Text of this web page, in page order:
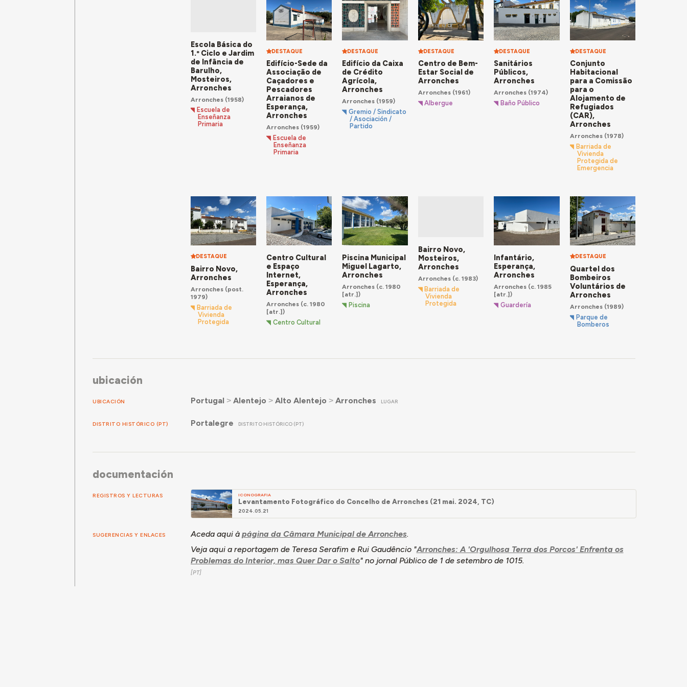
Escola Básica do
1.º Ciclo e Jardim
de Infância de
Barulho,
Mosteiros,
Arronches
Arronches(1958)
Escuela de
Enseñanza
Primaria
DESTAQUE
Edifício-Sede da
Associação de
Caçadores e
Pescadores
Arraianos de
Esperança,
Arronches
Arronches (1959)
Escuela de
Enseñanza
Primaria
DESTAQUE
Edifício da Caixa
de Crédito
Agrícola,
Arronches
Arronches (1959)
Gremio / Sindicato
/ Asociación /
Partido
DESTAQUE
Centro de Bem-
Estar Social de
Arronches
Arronches(1961)
Albergue
DESTAQUE
Sanitários
Públicos,
Arronches
Arronches (1974)
Baño Público
DESTAQUE
Conjunto
Habitacional
para a Comissão
para o
Alojamento de
Refugiados
(CAR),
Arronches
Arronches(1978)
Barriada de
Vivienda
Protegida de
Emergencia
DESTAQUE
Bairro Novo,
Arronches
Arronches(post.
1979)
Barriada de
Vivienda
Protegida
Centro Cultural
e Espaço
Internet,
Esperança,
Arronches
Arronches (c. 1980
[atr.])
Centro Cultural
Piscina Municipal
Miguel Lagarto,
Arronches
Arronches (c. 1980
[atr.])
Piscina
Bairro Novo,
Mosteiros,
Arronches
Arronches(c. 1983)
Barriada de
Vivienda
Protegida
Infantário,
Esperança,
Arronches
Arronches (c. 1985
[atr.])
Guardería
DESTAQUE
Quartel dos
Bombeiros
Voluntários de
Arronches
Arronches(1989)
Parque de
Bomberos
ubicación
UBICACIÓN Portugal ˃ Alentejo ˃ Alto Alentejo ˃ Arronches LUGAR
DISTRITO HISTÓRICO (PT) Portalegre DISTRITO HISTÓRICO (PT)
documentación
REGISTROS Y LECTURAS ICONOGRAFIA
Levantamento Fotográfico do Concelho de Arronches (21 mai. 2024, TC)
2024.05.21
SUGERENCIAS Y ENLACES Aceda aqui à página da Câmara Municipal de Arronches.
Veja aqui a reportagem de Teresa Serafim e Rui Gaudêncio "Arronches: A 'Orgulhosa Terra dos Porcos' Enfrenta os
Problemas do Interior, mas Quer Dar o Salto" no jornal Públicode 1 de setembro de 1015.